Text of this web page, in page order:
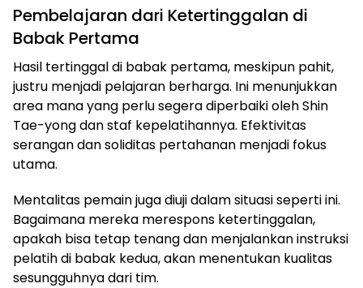
Pembelajaran dari Ketertinggalan di
Babak Pertama
Hasil tertinggal di babak pertama, meskipun pahit,
justru menjadi pelajaran berharga. Ini menunjukkan
area mana yang perlu segera diperbaiki oleh Shin
Tae-yong dan staf kepelatihannya. Efektivitas
serangan dan soliditas pertahanan menjadi fokus
utama.
Mentalitas pemain juga diuji dalam situasi seperti ini.
Bagaimana mereka merespons ketertinggalan,
apakah bisa tetap tenang dan menjalankan instruksi
pelatih di babak kedua, akan menentukan kualitas
sesungguhnya dari tim.